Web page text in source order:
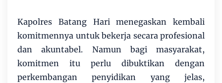
Kapolres Batang Hari menegaskan kembali
komitmennya untuk bekerja secara profesional
dan akuntabel. Namun bagi masyarakat,
komitmen itu perlu dibuktikan dengan
perkembangan penyidikan yang jelas,